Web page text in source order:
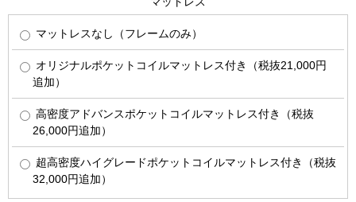
マットレスなし（フレームのみ）
オリジナルポケットコイルマットレス付き（税抜21,000円
追加）
高密度アドバンスポケットコイルマットレス付き（税抜
26,000円追加）
超高密度ハイグレードポケットコイルマットレス付き（税抜
32,000円追加）